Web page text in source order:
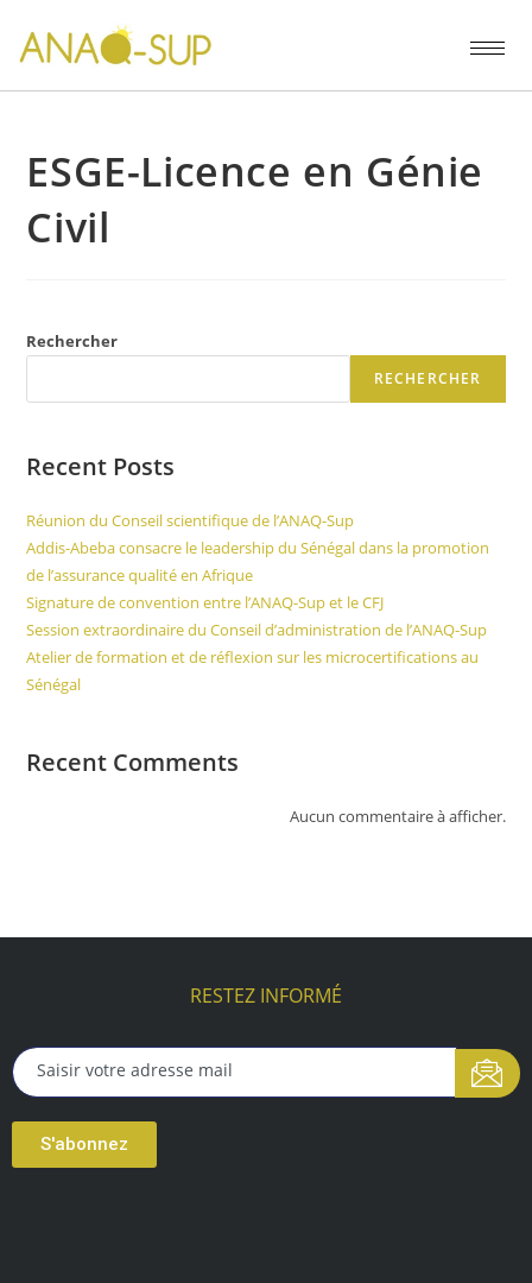
ESGE-Licence en Génie
Civil
Rechercher
RECHERCHER
Recent Posts
Réunion du Conseil scientifique de l’ANAQ-Sup
Addis-Abeba consacre le leadership du Sénégal dans la promotion
de l’assurance qualité en Afrique
Signature de convention entre l’ANAQ-Sup et le CFJ
Session extraordinaire du Conseil d’administration de l’ANAQ-Sup
Atelier de formation et de réflexion sur les microcertifications au
Sénégal
Recent Comments
Aucun commentaire à afficher.
RESTEZ INFORMÉ
S'abonnez